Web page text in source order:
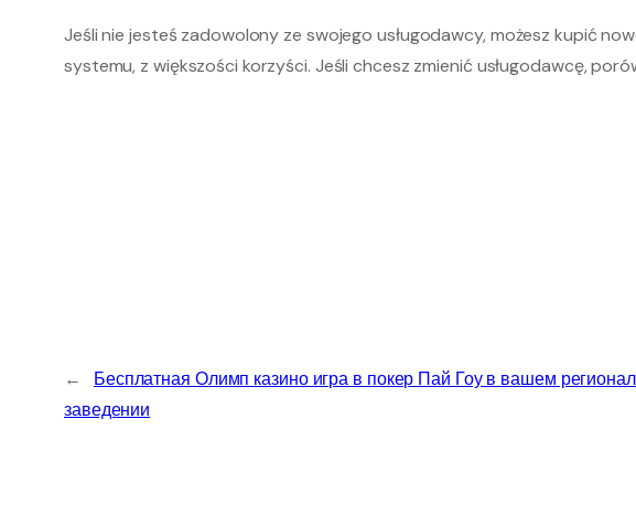
Jeśli nie jesteś zadowolony ze swojego usługodawcy, możesz kupić
systemu, z większości korzyści. Jeśli chcesz zmienić usługodawcę,
←
Бесплатная Олимп казино игра в покер Пай Гоу в вашем
заведении